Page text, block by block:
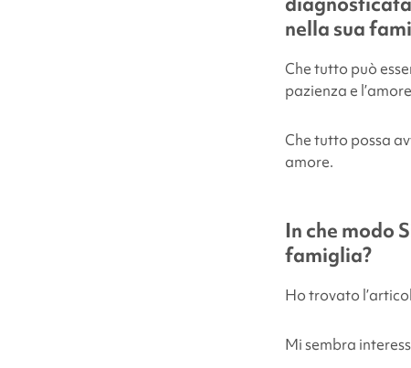
nella sua
Che tutto può
pazienza e
Che tutto possa
amore.
In che modo
famiglia?
Ho trovato
Mi sembra